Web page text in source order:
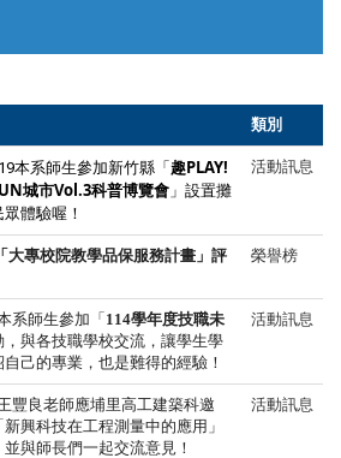
類別
本系師生參加新竹縣「趣PLAY!
城市Vol.3科普博覽會 」設置攤
體驗喔！
活動訊息
大專校院教學品保服務計畫」評
榮譽榜
系師生參加「 114學年度技職未
，與各技職學校交流，讓學生學
己的專業，也是難得的經驗！
活動訊息
豐良老師應埔里高工建築科邀
興科技在工程測量中的應用」
與師長們一起交流意見！
活動訊息